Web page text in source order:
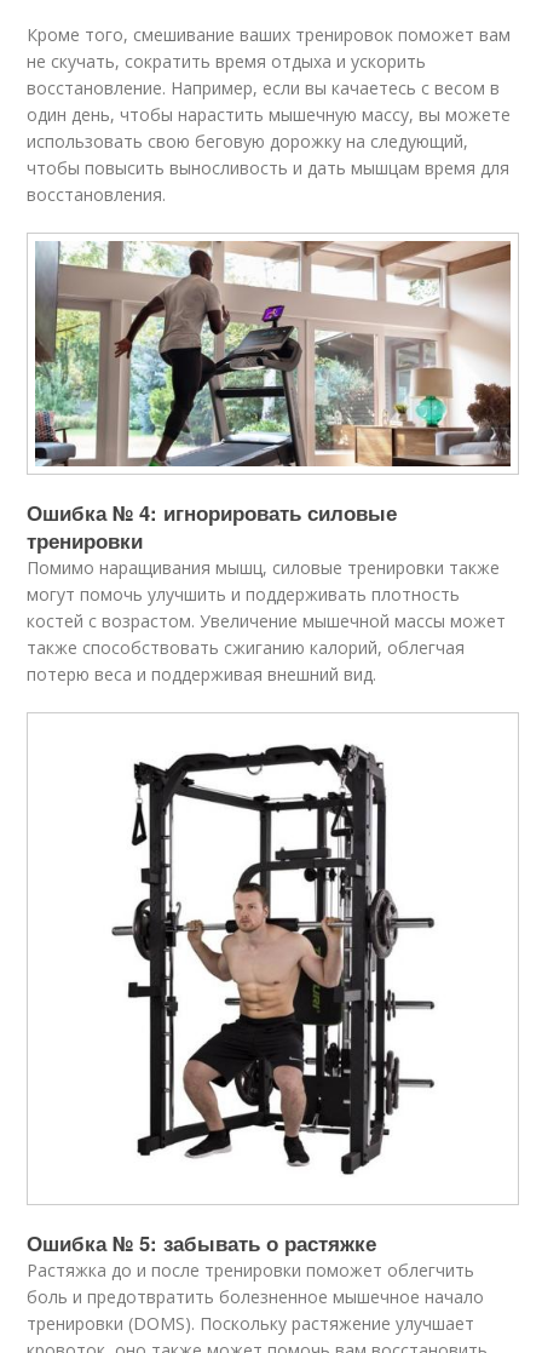
Кроме того, смешивание ваших тренировок поможет вам
не скучать, сократить время отдыха и ускорить
восстановление. Например, если вы качаетесь с весом в
один день, чтобы нарастить мышечную массу, вы можете
использовать свою беговую дорожку на следующий,
чтобы повысить выносливость и дать мышцам время для
восстановления.
Ошибка № 4: игнорировать силовые
тренировки
Помимо наращивания мышц, силовые тренировки также
могут помочь улучшить и поддерживать плотность
костей с возрастом. Увеличение мышечной массы может
также способствовать сжиганию калорий, облегчая
потерю веса и поддерживая внешний вид.
Ошибка № 5: забывать о растяжке
Растяжка до и после тренировки поможет облегчить
боль и предотвратить болезненное мышечное начало
тренировки (DOMS). Поскольку растяжение улучшает